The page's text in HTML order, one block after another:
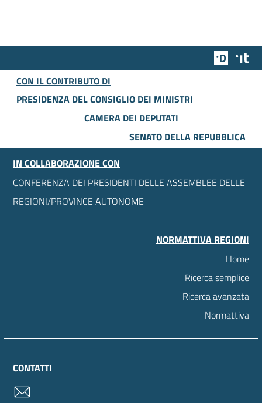
Team
CON IL CONTRIBUTO DI
PRESIDENZA DEL CONSIGLIO DEI MINISTRI
CAMERA DEI DEPUTATI
SENATO DELLA REPUBBLICA
IN COLLABORAZIONE CON
CONFERENZA DEI PRESIDENTI DELLE ASSEMBLEE DELLE
REGIONI/PROVINCE AUTONOME
NORMATTIVA REGIONI
Home
Ricerca semplice
Ricerca avanzata
Normattiva
CONTATTI